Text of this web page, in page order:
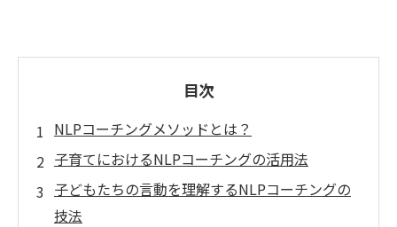
目次
NLPコーチングメソッドとは？
子育てにおけるNLPコーチングの活用法
子どもたちの言動を理解するNLPコーチングの
技法